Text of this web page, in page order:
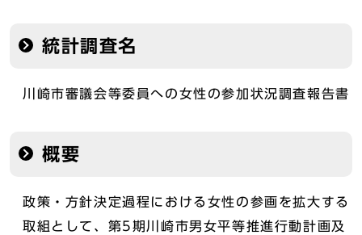
統計調査名
川崎市審議会等委員への女性の参加状況調査報告書
概要
政策・方針決定過程における女性の参画を拡大する
取組として、第5期川崎市男女平等推進行動計画及